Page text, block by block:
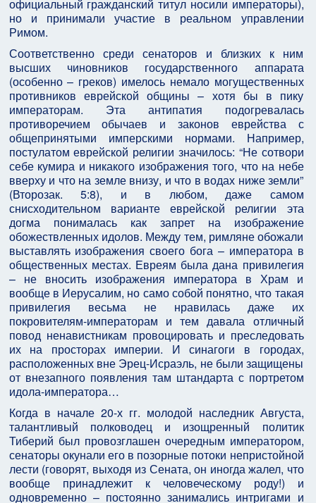
официальный гражданский титул носили императоры),
но и принимали участие в реальном управлении
Римом.
Соответственно среди сенаторов и близких к ним
высших чиновников государственного аппарата
(особенно – греков) имелось немало могущественных
противников еврейской общины – хотя бы в пику
императорам. Эта антипатия подогревалась
противоречием обычаев и законов еврейства с
общепринятыми имперскими нормами. Например,
постулатом еврейской религии значилось: “Не сотвори
себе кумира и никакого изображения того, что на небе
вверху и что на земле внизу, и что в водах ниже земли”
(Второзак. 5:8), и в любом, даже самом
снисходительном варианте еврейской религии эта
догма понималась как запрет на изображение
обожествленных идолов. Между тем, римляне обожали
выставлять изображения своего бога – императора в
общественных местах. Евреям была дана привилегия
– не вносить изображения императора в Храм и
вообще в Иерусалим, но само собой понятно, что такая
привилегия весьма не нравилась даже их
покровителям-императорам и тем давала отличный
повод ненавистникам провоцировать и преследовать
их на просторах империи. И синагоги в городах,
расположенных вне Эрец-Исраэль, не были защищены
от внезапного появления там штандарта с портретом
идола-императора…
Когда в начале 20-х гг. молодой наследник Августа,
талантливый полководец и изощренный политик
Тиберий был провозглашен очередным императором,
сенаторы окунали его в позорные потоки непристойной
лести (говорят, выходя из Сената, он иногда жалел, что
вообще принадлежит к человеческому роду!) и
одновременно – постоянно занимались интригами и